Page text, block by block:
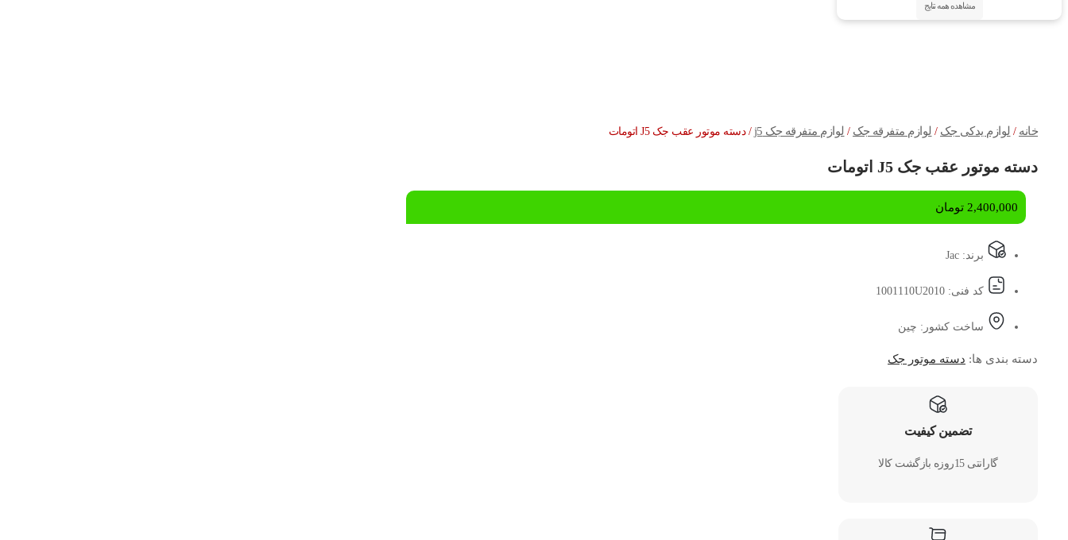
مشاهده همه نتایج
خانه / لوازم یدکی جک / لوازم متفرقه جک / لوازم متفرقه جک j5 / دسته موتور عقب جک J5 اتومات
دسته موتور عقب جک J5 اتومات
2,400,000 تومان
برند: Jac
کد فنی: 1001110U2010
ساخت کشور: چین
دسته بندی ها: دسته موتور جک
تضمین کیفیت
گارانتی 15روزه بازگشت کالا